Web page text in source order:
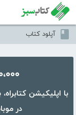
آپلود کتاب
۵۰،۰۰۰ کتاب در
در